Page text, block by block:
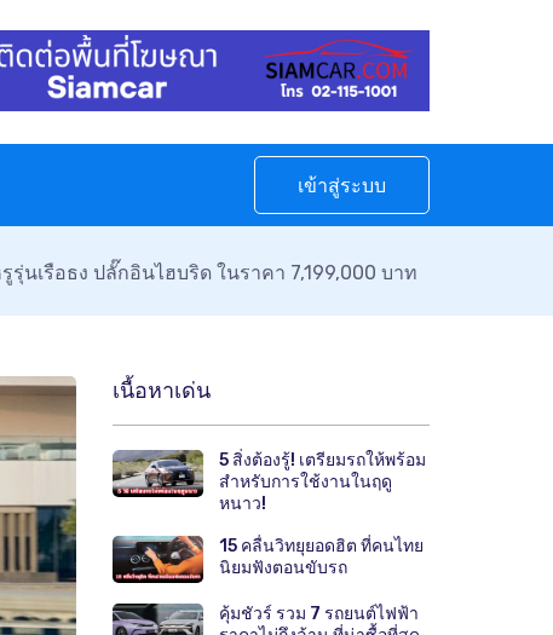
เข้าสู่ระบบ
นเรือธง ปลั๊กอินไฮบริด ในราคา 7,199,000 บาท
เนื้อหาเด่น
5 สิ่งต้องรู้! เตรียมรถให้พร้อม
สำหรับการใช้งานในฤดู
หนาว!
15 คลื่นวิทยุยอดฮิต ที่คนไทย
นิยมฟังตอนขับรถ
คุ้มชัวร์ รวม 7 รถยนต์ไฟฟ้า